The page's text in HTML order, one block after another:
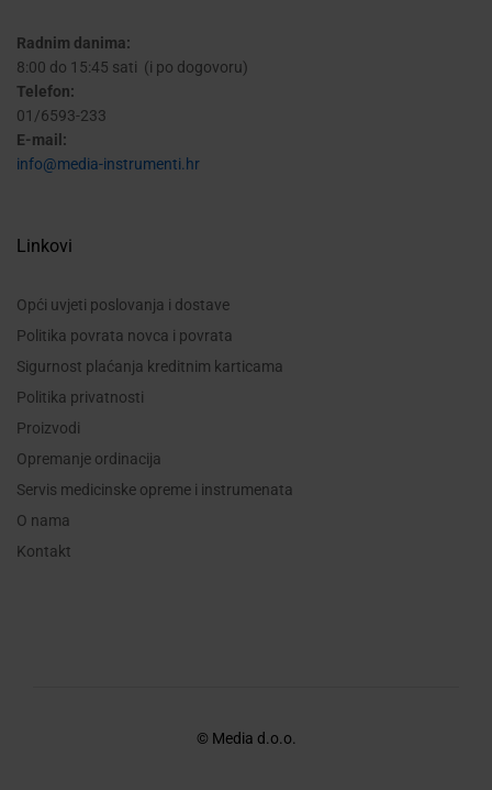
Radnim danima:
8:00 do 15:45 sati (i po dogovoru)
Telefon:
01/6593-233
E-mail:
info@media-instrumenti.hr
Linkovi
Opći uvjeti poslovanja i dostave
Politika povrata novca i povrata
Sigurnost plaćanja kreditnim karticama
Politika privatnosti
Proizvodi
Opremanje ordinacija
Servis medicinske opreme i instrumenata
O nama
Kontakt
© Media d.o.o.